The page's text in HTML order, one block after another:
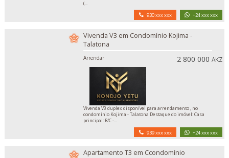
(...
930 xxx xxx +24 xxx xxx
Vivenda V3 em Condomínio Kojima -
Talatona
Arrendar 2 800 000AKZ
Vivenda V3 duplex disponível para arrendamento , no
condomínio Kojima - Talatona Destaque do imóvel: Casa
principal: R/C -...
939 xxx xxx +24 xxx xxx
Apartamento T3 em Ccondomínio